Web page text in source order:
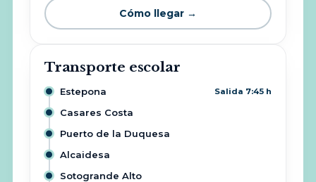
Cómo llegar →
Transporte escolar
Estepona Salida 7:45 h
Casares Costa
Puerto de la Duquesa
Alcaidesa
Sotogrande Alto